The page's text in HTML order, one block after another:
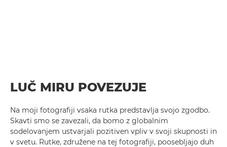
LUČ MIRU POVEZUJE
Na moji fotografiji vsaka rutka predstavlja svojo zgodbo.
Skavti smo se zavezali, da bomo z globalnim
sodelovanjem ustvarjali pozitiven vpliv v svoji skupnosti in
v svetu. Rutke, združene na tej fotografiji, poosebljajo duh